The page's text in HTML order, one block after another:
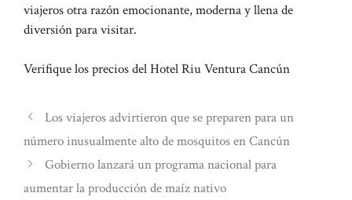
viajeros otra razón emocionante, moderna y llena de
diversión para visitar.
Verifique los precios del Hotel Riu Ventura Cancún
Los viajeros advirtieron que se preparen para un
número inusualmente alto de mosquitos en Cancún
Gobierno lanzará un programa nacional para
aumentar la producción de maíz nativo